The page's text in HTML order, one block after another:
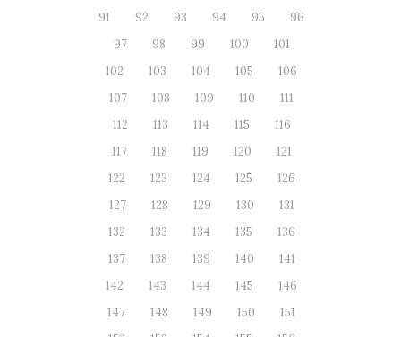
91
92 93 94 95
96
97
98 99 100
101
102
103 104 105
106
107
108 109 110
111
112
113 114 115
116
117
118 119 120
121
122
123 124 125
126
127
128 129 130
131
132
133 134 135
136
137
138 139 140
141
142
143 144 145
146
147
148 149 150
151